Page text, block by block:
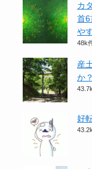
カ
首6
や
48k
産
か？
好